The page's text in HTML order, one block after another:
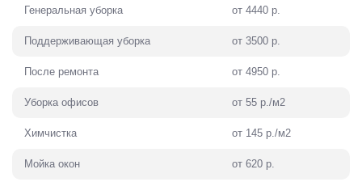
Генеральная уборка от 4440 р.
Поддерживающая уборка от 3500 р.
После ремонта от 4950 р.
Уборка офисов от 55 р./м2
Химчистка от 145 р./м2
Мойка окон от 620 р.